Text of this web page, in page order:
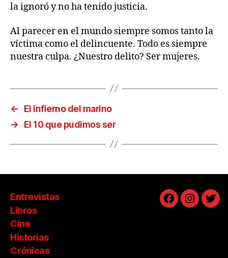
la ignoró y no ha tenido justicia.
Al parecer en el mundo siempre somos tanto la
víctima como el delincuente. Todo es siempre
nuestra culpa. ¿Nuestro delito? Ser mujeres.
←
El infierno del marino
→
El 10 que pudimos ser
Entrevistas
Libros
Cine
Historias
Crónicas
Facebook